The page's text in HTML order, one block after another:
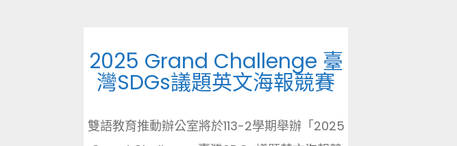
2025 Grand Challenge 臺
灣SDGs議題英文海報競賽
雙語教育推動辦公室將於113-2學期舉辦「2025